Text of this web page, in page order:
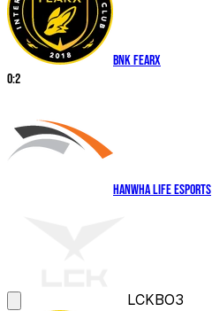
BNK FEARX
0:2
Hanwha Life Esports
LCKBO3